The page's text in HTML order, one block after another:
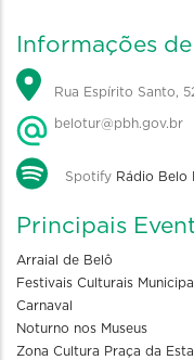
Informações
Rua Espírito Santo,
belotur@pbh.gov.br
Spotify Rádio Belo
Principais
Arraial de Belô
Festivais Culturais
Carnaval
Noturno nos Museus
Zona Cultura Praça da